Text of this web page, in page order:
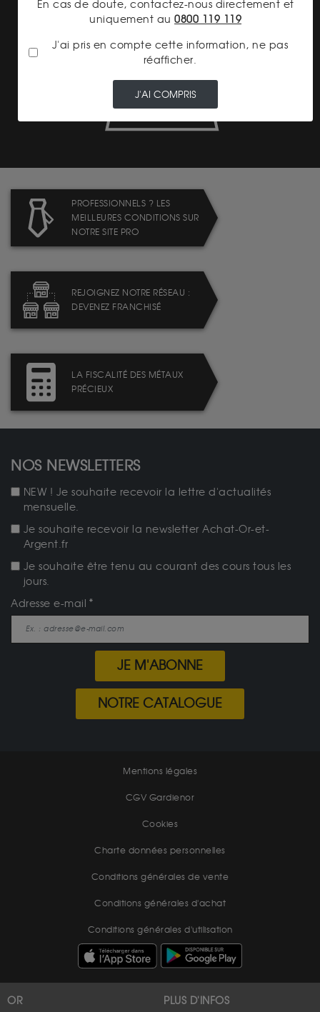
PROFESSIONNELS ? LES
MEILLEURES CONDITIONS SUR
NOTRE SITE PRO
REJOIGNEZ NOTRE RÉSEAU :
DEVENEZ FRANCHISÉ
LA FISCALITÉ DES MÉTAUX
PRÉCIEUX
NOS NEWSLETTERS
NEW ! Je souhaite recevoir la lettre d'actualités
mensuelle.
Je souhaite recevoir la newsletter Achat-Or-et-
Argent.fr
Je souhaite être tenu au courant des cours tous les
jours.
Adresse e-mail
JE M'ABONNE
NOTRE CATALOGUE
Mentions légales
CGV Gardienor
Cookies
Charte données personnelles
Conditions générales de vente
Conditions générales d'achat
Conditions générales d'utilisation
OR PLUS D'INFOS
En cas de doute, contactez-nous directement et
uniquement au 0800 119 119
J'ai pris en compte cette information, ne pas
réafficher.
J'AI COMPRIS